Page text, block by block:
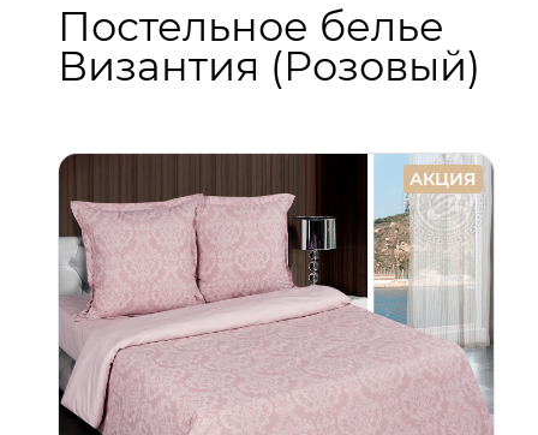
Постельное белье
Византия (Розовый)
АКЦИЯ